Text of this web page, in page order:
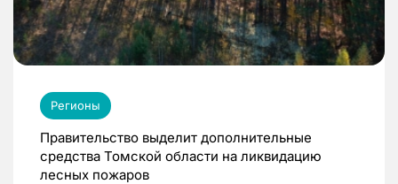
Регионы
Правительство выделит дополнительные
средства Томской области на ликвидацию
лесных пожаров